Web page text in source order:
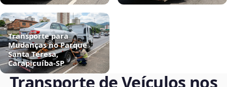
Transporte para
Mudanças no Parque
Santa Teresa,
Carapicuíba‑SP
Transporte de Veículos nos